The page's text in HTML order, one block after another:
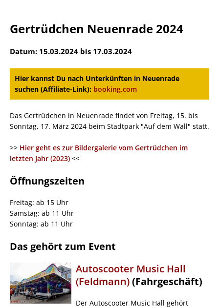
Gertrüdchen Neuenrade 2024
Datum: 15.03.2024 bis 17.03.2024
Hier kannst Du nach Unterkünften in Neuenrade
suchen (Affiliate-Link): booking.com
Das Gertrüdchen in Neuenrade findet von Freitag, 15. bis
Sonntag, 17. März 2024 beim Stadtpark "Auf dem Wall" statt.
>> Hier geht es zur Bildergalerie vom Gertrüdchen im
letzten Jahr (2023) <<
Öffnungszeiten
Freitag: ab 15 Uhr
Samstag: ab 11 Uhr
Sonntag: ab 11 Uhr
Das gehört zum Event
Autoscooter Music Hall
(Feldmann)(Fahrgeschäft)
Der Autoscooter Music Hall gehört